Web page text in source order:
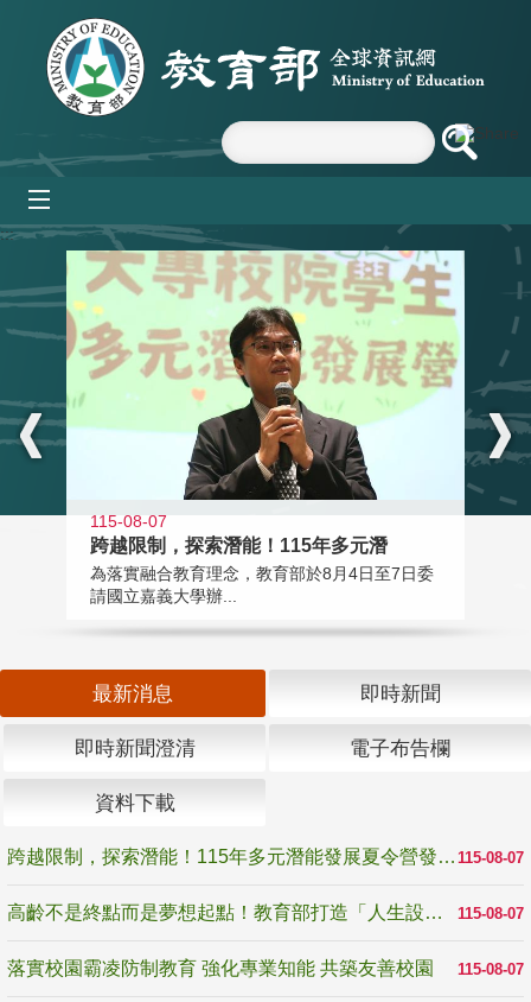
跳到主要內容區塊
:::
115-08-07
跨越限制，探索潛能！115年多元潛
為落實融合教育理念，教育部於8月4日至7日委
請國立嘉義大學辦...
最新消息 即時新聞
即時新聞澄清 電子布告欄
資料下載
115-08-07
跨越限制，探索潛能！115年多元潛能發展夏令營發掘生命無限可能
115-08-07
高齡不是終點而是夢想起點！教育部打造「人生設計夢工場」 參展第3屆高齡健康產業博覽會
115-08-07
落實校園霸凌防制教育 強化專業知能 共築友善校園